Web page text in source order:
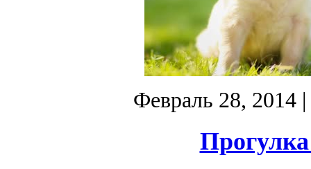
Февраль 28, 2014